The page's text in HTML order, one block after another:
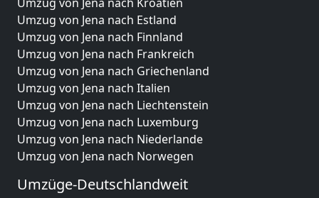
Umzug von Jena nach Estland
Umzug von Jena nach Finnland
Umzug von Jena nach Frankreich
Umzug von Jena nach Griechenland
Umzug von Jena nach Italien
Umzug von Jena nach Liechtenstein
Umzug von Jena nach Luxemburg
Umzug von Jena nach Niederlande
Umzug von Jena nach Norwegen
Umzüge-Deutschlandweit